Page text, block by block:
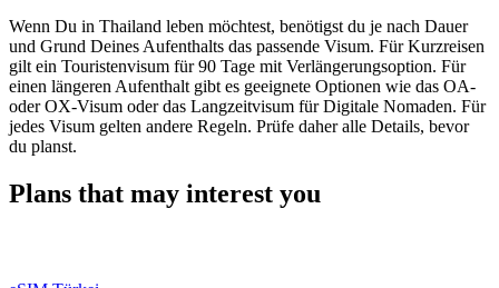
Wenn Du in Thailand leben möchtest, benötigst du je nach Dauer
und Grund Deines Aufenthalts das passende Visum. Für Kurzreisen
gilt ein Touristenvisum für 90 Tage mit Verlängerungsoption. Für
einen längeren Aufenthalt gibt es geeignete Optionen wie das OA-
oder OX-Visum oder das Langzeitvisum für Digitale Nomaden. Für
jedes Visum gelten andere Regeln. Prüfe daher alle Details, bevor
du planst.
Plans that may interest you